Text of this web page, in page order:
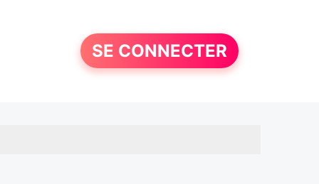
SE CONNECTER